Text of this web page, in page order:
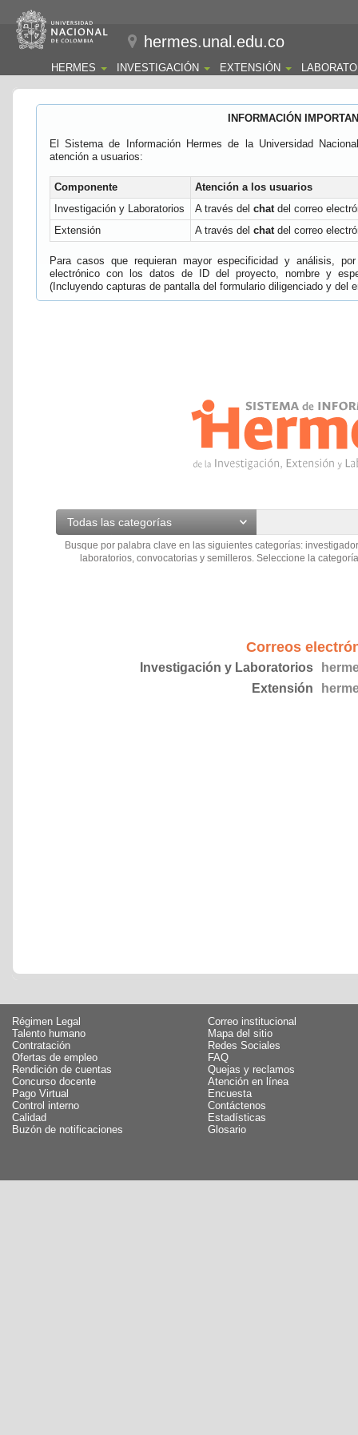
hermes.unal.edu.co
HERMES INVESTIGACIÓN EXTENSIÓN
INFORMACIÓN
El Sistema de Información Hermes de la Universidad
atención a usuarios:
Componente
Atención a los usuarios
Investigación y Laboratorios
A través del chatdel correo
Extensión
A través del chatdel correo
Para casos que requieran mayor especificidad y análisis,
electrónico con los datos de ID del proyecto, nombre y
(Incluyendo capturas de pantalla del formulario diligenciado y del
Todas las categorías
Busque por palabra clave en las siguientes categorías:
laboratorios, convocatorias y semilleros. Seleccione la
Correos
Investigación y Laboratorios
Extensión
Régimen Legal
Talento humano
Contratación
Ofertas de empleo
Rendición de cuentas
Concurso docente
Pago Virtual
Control interno
Calidad
Buzón de notificaciones
Correo institucional
Mapa del sitio
Redes Sociales
FAQ
Quejas y reclamos
Atención en línea
Encuesta
Contáctenos
Estadísticas
Glosario